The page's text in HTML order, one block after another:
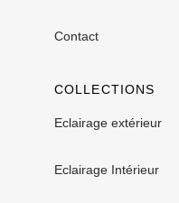
Contact
COLLECTIONS
Eclairage extérieur
Eclairage Intérieur